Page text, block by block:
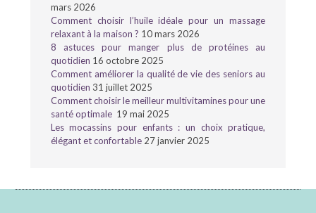
mars 2026
Comment choisir l’huile idéale pour un massage
relaxant à la maison ? 10 mars 2026
8 astuces pour manger plus de protéines au
quotidien 16 octobre 2025
Comment améliorer la qualité de vie des seniors au
quotidien 31 juillet 2025
Comment choisir le meilleur multivitamines pour une
santé optimale 19 mai 2025
Les mocassins pour enfants : un choix pratique,
élégant et confortable 27 janvier 2025